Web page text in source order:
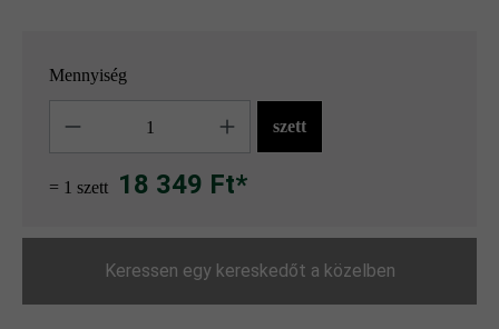
Mennyiség
szett
= 1 szett 18 349 Ft*
Keressen egy kereskedőt a közelben